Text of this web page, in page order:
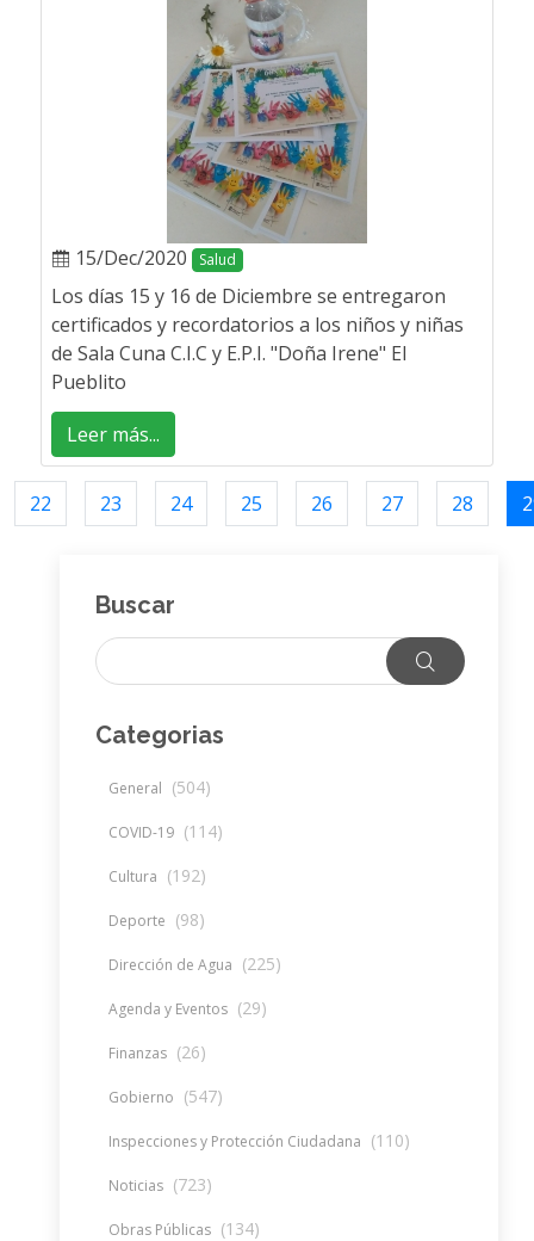
15/Dec/2020 Salud
Los días 15 y 16 de Diciembre se entregaron
certificados y recordatorios a los niños y niñas
de Sala Cuna C.I.C y E.P.I. "Doña Irene" El
Pueblito
Leer más...
22 23 24 25 26 27 28
Buscar
Categorias
General (504)
COVID-19 (114)
Cultura (192)
Deporte (98)
Dirección de Agua (225)
Agenda y Eventos (29)
Finanzas (26)
Gobierno (547)
Inspecciones y Protección Ciudadana (110)
Noticias (723)
Obras Públicas (134)